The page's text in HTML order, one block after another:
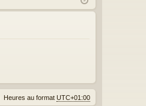
xi eg
Heures au format UTC+01:00